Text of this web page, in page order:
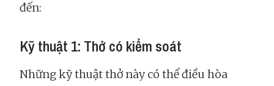
đến:
Kỹ thuật 1: Thở có kiểm soát
Những kỹ thuật thở này có thể điều hòa